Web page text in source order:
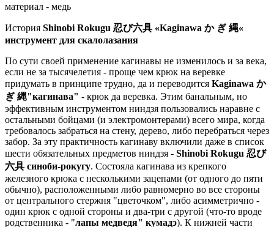
материал - медь
История Shinobi Rokugu 忍び六具 «Kaginawa か ぎ 縄«
инструмент для скалолазания
По сути своей применение кагинавы не изменилось и за века,
если не за тысячелетия - проще чем крюк на веревке
придумать в принципе трудно, да и переводится Kaginawa か
ぎ 縄"кагинава" - крюк да веревка. Этим банальным, но
эффективным инструментом ниндзя пользовались наравне с
остальными бойцами (и электромонтерами) всего мира, когда
требовалось забраться на стену, дерево, либо перебраться через
забор. За эту практичность кагинаву включили даже в список
шести обязательных предметов ниндзя - Shinobi Rokugu 忍び
六具 синоби-рокугу. Состояла кагинава из крепкого
железного крюка с несколькими зацепами (от одного до пяти
обычно), расположенными либо равномерно во все стороны
от центрального стержня "цветочком", либо асимметрично -
один крюк с одной стороны и два-три с другой (что-то вроде
родственника - "лапы медведя" кумадэ). К нижней части